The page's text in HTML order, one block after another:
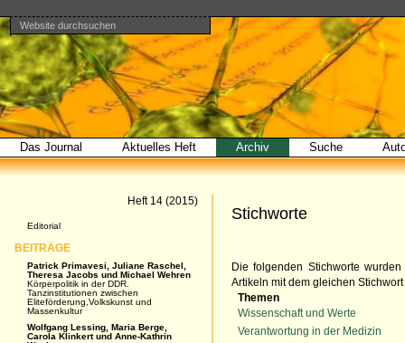
Direkt
zum
Inhalt
|
Direkt
zur
Navigation
Benutzerspezifische
Werkzeuge
Website durchsuchen
Erweiterte
Suche…
Bereiche
Das Journal Aktuelles Heft Archiv Suche
Stichworte
Die folgenden Stichworte
Artikeln mit dem gleichen
Themen
Wissenschaft und Werte
Verantwortung in der Medizin
Heft 14 (2015)
Editorial
BEITRÄGE
Patrick Primavesi, Juliane Raschel,
Theresa Jacobs und Michael Wehren
Körperpolitik in der DDR.
Tanzinstitutionen zwischen
Eliteförderung,Volkskunst und
Massenkultur
Wolfgang Lessing, Maria Berge,
Carola Klinkert und Anne-Kathrin